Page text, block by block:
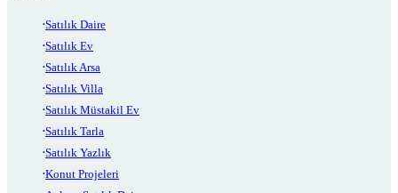
Satılık Daire
Satılık Ev
Satılık Arsa
Satılık Villa
Satılık Müstakil Ev
Satılık Tarla
Satılık Yazlık
Konut Projeleri